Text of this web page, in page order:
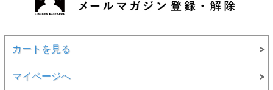
カートを見る
マイページへ